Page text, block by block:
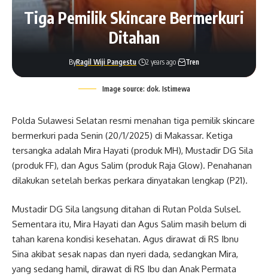
Tiga Pemilik Skincare Bermerkuri
Ditahan
ByRagil Wiji Pangestu 2 years ago Tren
Image source: dok. Istimewa
Polda Sulawesi Selatan resmi menahan tiga pemilik skincare
bermerkuri pada Senin (20/1/2025) di Makassar. Ketiga
tersangka adalah Mira Hayati (produk MH), Mustadir DG Sila
(produk FF), dan Agus Salim (produk Raja Glow). Penahanan
dilakukan setelah berkas perkara dinyatakan lengkap (P21).
Mustadir DG Sila langsung ditahan di Rutan Polda Sulsel.
Sementara itu, Mira Hayati dan Agus Salim masih belum di
tahan karena kondisi kesehatan. Agus dirawat di RS Ibnu
Sina akibat sesak napas dan nyeri dada, sedangkan Mira,
yang sedang hamil, dirawat di RS Ibu dan Anak Permata